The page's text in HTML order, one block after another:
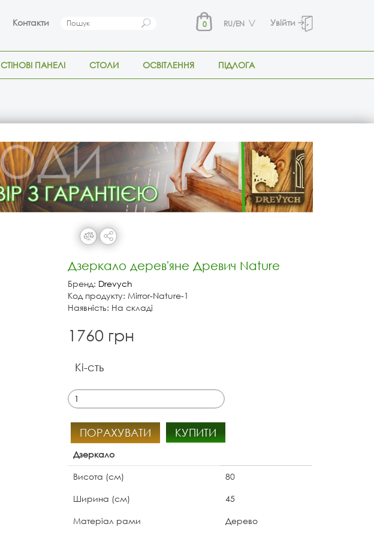
Контакти 0 RU/EN Увійти
СТІНОВІ ПАНЕЛІ СТОЛИ ОСВІТЛЕННЯ ПІДЛОГА
Дзеркало дерев'яне Древич Nature
Бренд: Drevych
Код продукту: Mirror-Nature-1
Наявність: На складі
1760 грн
Кі-сть
ПОРАХУВАТИ КУПИТИ
Дзеркало
Висота (см)
80
Ширина (см)
45
Матеріал рами
Дерево